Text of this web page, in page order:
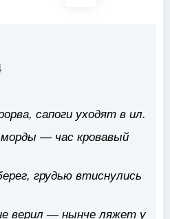
сапоги уходят в ил.
— час кровавый
грудью втиснулись
верил — нынче ляжет у